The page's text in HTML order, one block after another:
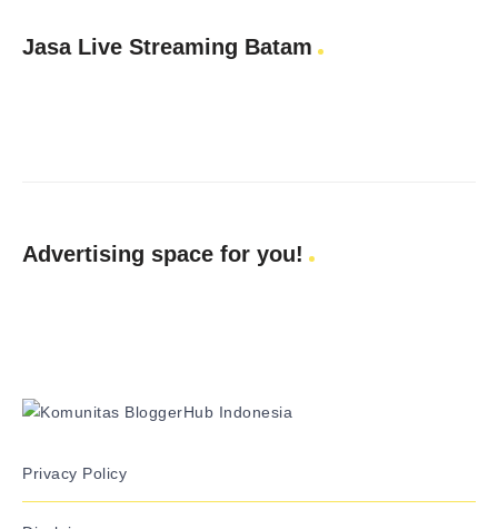
Jasa Live Streaming Batam
Advertising space for you!
Privacy Policy